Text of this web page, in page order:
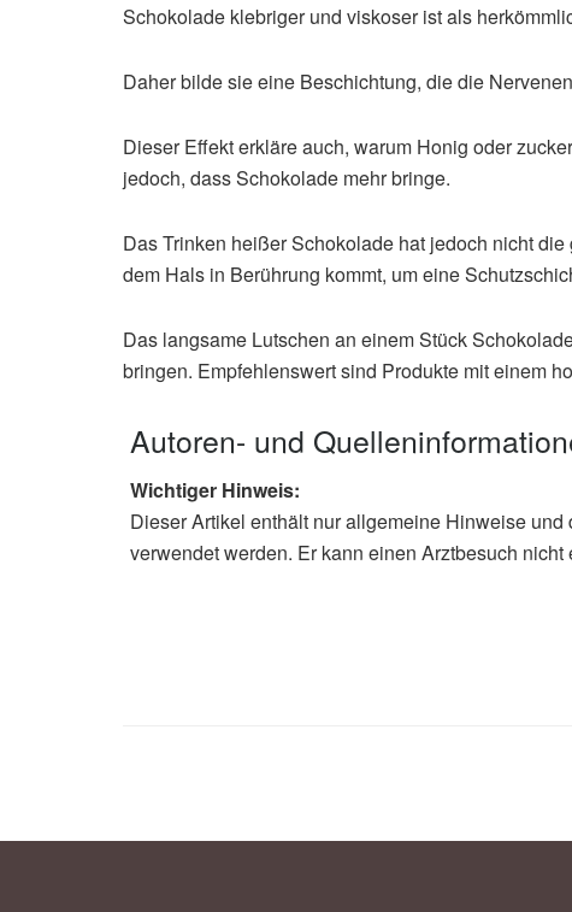
Schokolade klebriger und viskoser ist als
Daher bilde sie eine Beschichtung, die die
Dieser Effekt erkläre auch, warum Honig oder
jedoch, dass Schokolade mehr bringe.
Das Trinken heißer Schokolade hat jedoch nicht
dem Hals in Berührung kommt, um eine
Das langsame Lutschen an einem Stück
bringen. Empfehlenswert sind Produkte mit einem
Autoren- und
Wichtiger Hinweis:
Dieser Artikel enthält nur allgemeine Hinweise
verwendet werden. Er kann einen Arztbesuch nicht